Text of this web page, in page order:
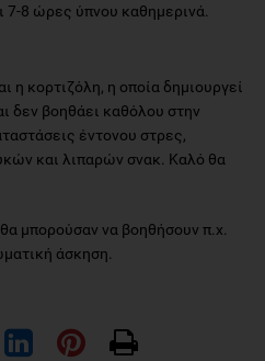
7-8 ώρες ύπνου καθημερινά.
η κορτιζόλη, η οποία δημιουργεί
δεν βοηθάει καθόλου στην
έντονου στρες,
και λιπαρών σνακ. Καλό θα
μπορούσαν να βοηθήσουν π.χ.
άσκηση.